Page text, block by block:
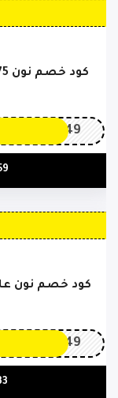
OP149
كود خصم نون
OP149